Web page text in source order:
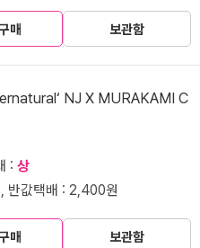
매 보관함
NJ X MURAKAMI C
: 상
반값택배 : 2,400원
매 보관함